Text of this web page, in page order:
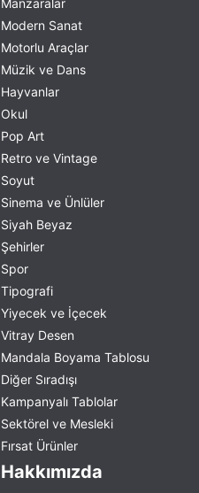
Modern Sanat
Motorlu Araçlar
Müzik ve Dans
Hayvanlar
Okul
Pop Art
Retro ve Vintage
Soyut
Sinema ve Ünlüler
Siyah Beyaz
Şehirler
Spor
Tipografi
Yiyecek ve İçecek
Vitray Desen
Mandala Boyama Tablosu
Diğer Sıradışı
Kampanyalı Tablolar
Sektörel ve Mesleki
Fırsat Ürünler
Hakkımızda